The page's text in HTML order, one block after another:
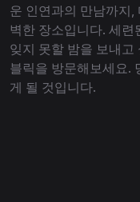
운 인연과의 만남까지
벽한 장소입니다. 세
잊지 못할 밤을 보내고
블릭을 방문해보세요.
게 될 것입니다.